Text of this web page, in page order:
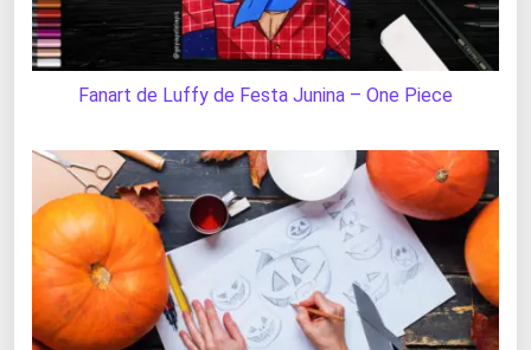
Fanart de Luffy de Festa Junina – One Piece